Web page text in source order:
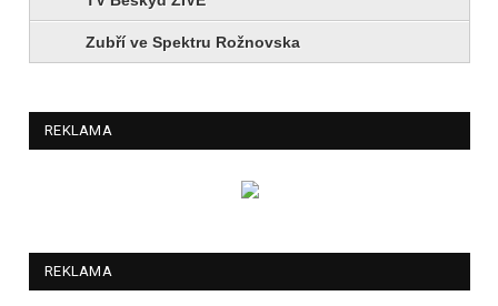
Zubří ve Spektru Rožnovska
REKLAMA
REKLAMA